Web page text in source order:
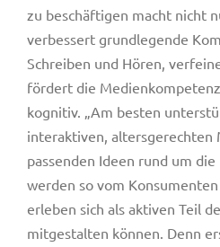
zu beschäftigen macht nicht
verbessert grundlegende
Schreiben und Hören,
fördert die
kognitiv. „Am besten
interaktiven, altersgerechten
passenden Ideen rund um
werden so vom
erleben sich als aktiven Teil
mitgestalten können. Denn